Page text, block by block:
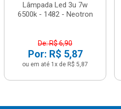
Lâmpada Led 3u 7w
6500k - 1482 - Neotron
De: R$ 6,90
Por: R$ 5,87
ou em até 1x de R$ 5,87